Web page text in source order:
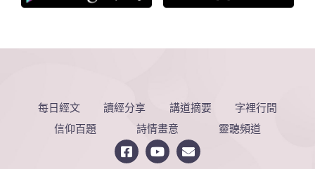
每日經文 讀經分享 講道摘要
字裡行間
信仰百題
詩情畫意 靈聽頻道